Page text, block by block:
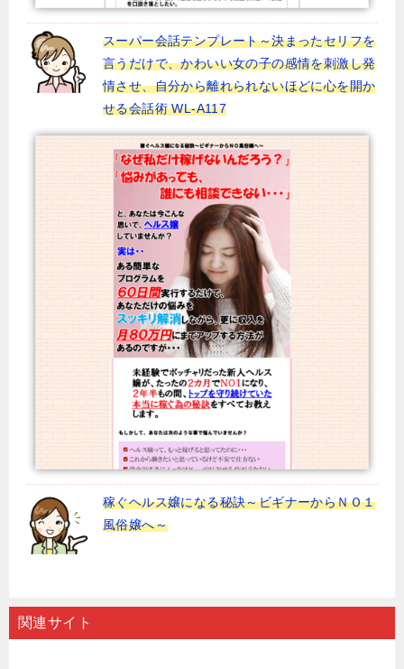
スーパー会話テンプレート～決まったセリフを
言うだけで、かわいい女の子の感情を刺激し発
情させ、自分から離れられないほどに心を開か
せる会話術 WL-A117
稼ぐヘルス嬢になる秘訣～ビギナーからＮＯ１
風俗嬢へ～
関連サイト